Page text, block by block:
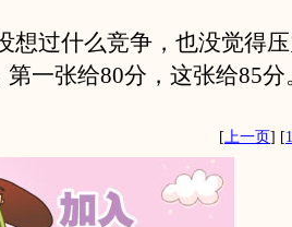
过什么竞争，也没觉得压
一张给80分，这张给85分
[上一页] [1